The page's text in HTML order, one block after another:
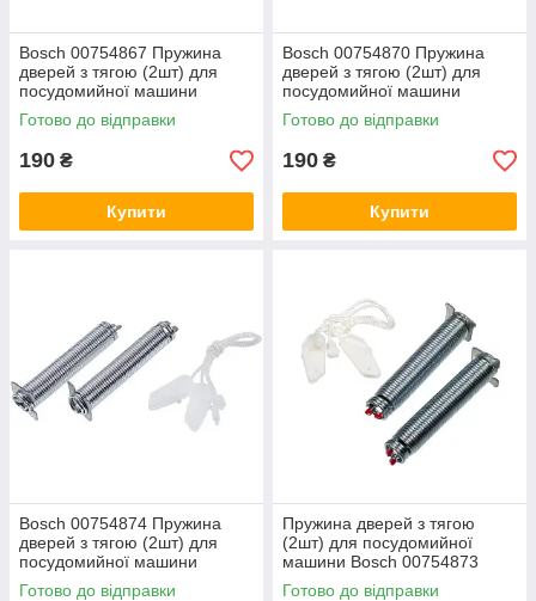
Bosch 00754867 Пружина
дверей з тягою (2шт) для
посудомийної машини
Готово до відправки
190 ₴
Купити
Bosch 00754870 Пружина
дверей з тягою (2шт) для
посудомийної машини
Готово до відправки
190 ₴
Купити
Bosch 00754874 Пружина
дверей з тягою (2шт) для
посудомийної машини
Готово до відправки
Пружина дверей з тягою
(2шт) для посудомийної
машини Bosch 00754873
Готово до відправки